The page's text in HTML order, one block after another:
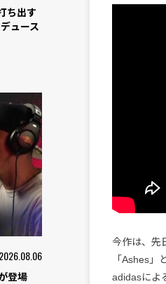
ち出す
ュース
2026.08.06
登場
今作は、先
「Ashes
adidasによ